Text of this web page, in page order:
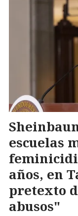
escuelas
años, en
pretexto
abusos"